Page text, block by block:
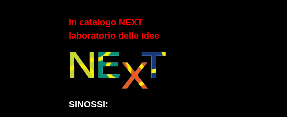
In catalogo NEXT
laboratorio delle Idee
SINOSSI: